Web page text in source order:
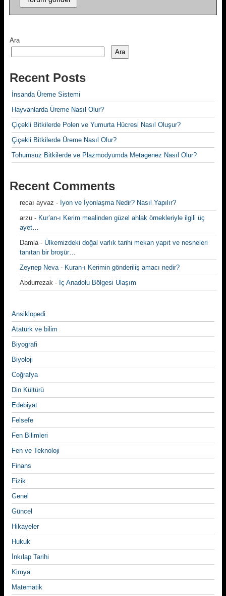
Ara
Ara
Recent Posts
İnsanda Üreme Sistemi
Hayvanlarda Üreme Nasıl Olur?
Çiçekli Bitkilerde Polen ve Yumurta Hücresi Nasıl Oluşur?
Çiçekli Bitkilerde Üreme Nasıl Olur?
Tohumsuz Bitkilerde ve Plazmodyumda Metagenez Nasıl Olur?
Recent Comments
recaı ayvaz - İyon ve İyonlaşma Nedir? Nasıl Yapılır?
arzu - Kur’an-ı Kerim mealinden güzel ahlak örnekleriyle ilgili üç
ayet…
Damla- Ülkemizdeki doğal varlık tarihi mekan yapıt ve nesneleri
tanıtan bir broşür…
Zeynep Neva- Kuran-ı Kerimin gönderiliş amacı nedir?
Abdurrezak - İç Anadolu Bölgesi Ulaşım
Ansiklopedi
Atatürk ve bilim
Biyografi
Biyoloji
Coğrafya
Din Kültürü
Edebiyat
Felsefe
Fen Bilimleri
Fen ve Teknoloji
Finans
Fizik
Genel
Güncel
Hikayeler
Hukuk
İnkılap Tarihi
Kimya
Matematik